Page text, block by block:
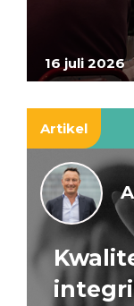
16 juli 2026
Artikel